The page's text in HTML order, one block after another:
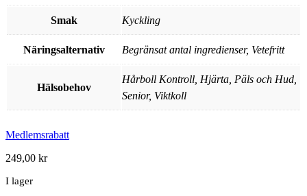
Smak Kyckling
Näringsalternativ Begränsat antal ingredienser, Vetefritt
Hälsobehov
Hårboll Kontroll, Hjärta, Päls och Hud,
Senior, Viktkoll
Medlemsrabatt
249,00 kr
I lager